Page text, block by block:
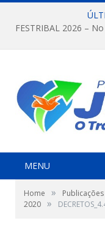
MENU
Home » Publicações
2020 »